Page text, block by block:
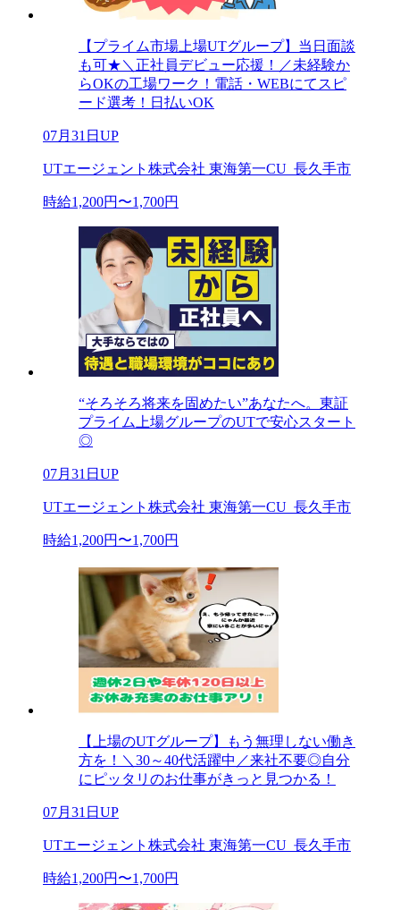
【プライム市場上場UTグループ】当日面談
も可★＼正社員デビュー応援！／未経験か
らOKの工場ワーク！電話・WEBにてスピ
ード選考！日払いOK
07月31日UP
UTエージェント株式会社 東海第一CU_長久手市
時給1,200円〜1,700円
“そろそろ将来を固めたい”あなたへ。東証
プライム上場グループのUTで安心スタート
◎
07月31日UP
UTエージェント株式会社 東海第一CU_長久手市
時給1,200円〜1,700円
【上場のUTグループ】もう無理しない働き
方を！＼30～40代活躍中／来社不要◎自分
にピッタリのお仕事がきっと見つかる！
07月31日UP
UTエージェント株式会社 東海第一CU_長久手市
時給1,200円〜1,700円